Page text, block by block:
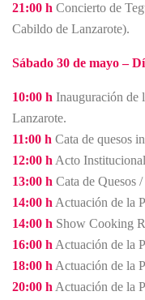
21:00 h Concierto de
Cabildo de Lanzarote).
Sábado 30 de mayo –
10:00 h Inauguración de
Lanzarote.
11:00 h Cata de quesos
12:00 hActo
13:00 h Cata de Quesos
14:00 hActuación de la
14:00 h Show Cooking
16:00 hActuación de la
18:00 hActuación de la
20:00 hActuación de la